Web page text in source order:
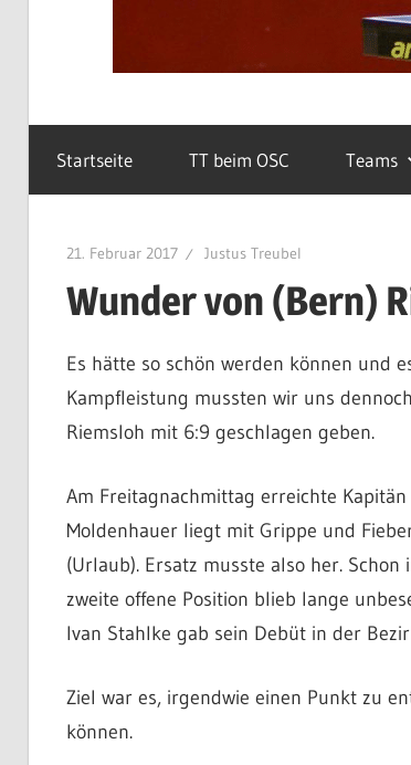
Startseite TT beim OSC Teams
21. Februar 2017 Justus Treubel
Wunder von (Bern)
Es hätte so schön werden können und
Kampfleistung mussten wir uns
Riemsloh mit 6:9 geschlagen geben.
Am Freitagnachmittag erreichte
Moldenhauer liegt mit Grippe und
(Urlaub). Ersatz musste also her.
zweite offene Position blieb lange
Ivan Stahlke gab sein Debüt in der
Ziel war es, irgendwie einen Punkt zu
können.